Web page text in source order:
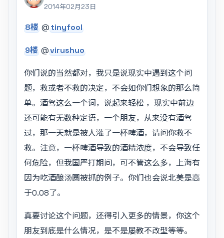
2014年02月23日
8楼 @tinyfool
9楼 @virushuo
你们说的当然都对，我只是说现实中遇到这个问
题，救或者不救的决定，不会如你们想象的那么简
单。酒驾这么一个词，说起来轻松 ，现实中前边
还可能有无数种定语，一个朋友，从来没有酒驾
过，那一天就是被人灌了一杯啤酒，请问你救不
救。注意，一杯啤酒导致的酒精浓度，不会导致任
何危险，但我国严打期间，可不管这么多，上海有
因为吃酒酿汤圆被抓的例子。你们也会说北美是高
于0.08了。
真要讨论这个问题，还得引入更多的情景，你这个
朋友到底是什么情况，是不是屡教不改型等等。